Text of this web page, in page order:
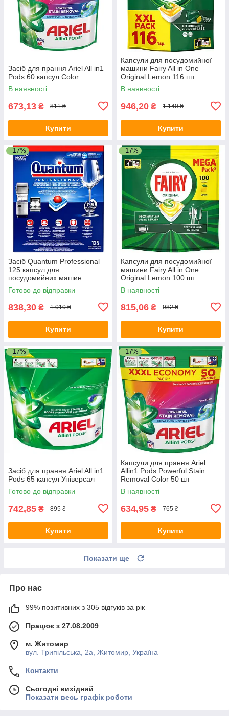
Засіб для прання Ariel All in1
Pods 60 капсул Color
В наявності
673,13 ₴ 811 ₴
Купити
Капсули для посудомийної
машини Fairy All in One
Original Lemon 116 шт
В наявності
946,20 ₴ 1 140 ₴
Купити
–17%
Засіб Quantum Professional
125 капсул для
посудомийних машин
Готово до відправки
838,30 ₴ 1 010 ₴
Купити
–17%
Капсули для посудомийної
машини Fairy All in One
Original Lemon 100 шт
В наявності
815,06 ₴ 982 ₴
Купити
–17%
Засіб для прання Ariel All in1
Pods 65 капсул Універсал
Готово до відправки
742,85 ₴ 895 ₴
Купити
–17%
Капсули для прання Ariel
Allin1 Pods Powerful Stain
Removal Color 50 шт
В наявності
634,95 ₴ 765 ₴
Купити
Показати ще
Про нас
99% позитивних з 305 відгуків за рік
Працює з 27.08.2009
м. Житомир
вул. Трипільська, 2а, Житомир, Україна
Контакти
Сьогодні вихідний
Показати весь графік роботи